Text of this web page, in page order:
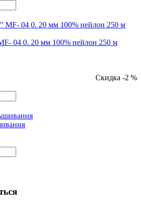
04 0. 20 мм 100% нейлон 250 м
Скидка -2 %